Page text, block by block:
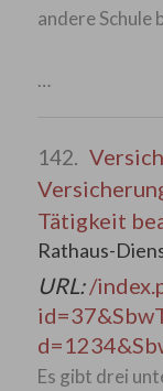
andere Schule
…
142.
Tätigkeit
Rathaus-
URL:/
Es gibt drei